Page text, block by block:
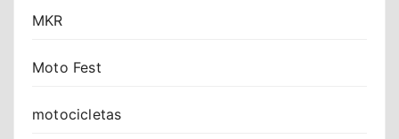
MKR
Moto Fest
motocicletas